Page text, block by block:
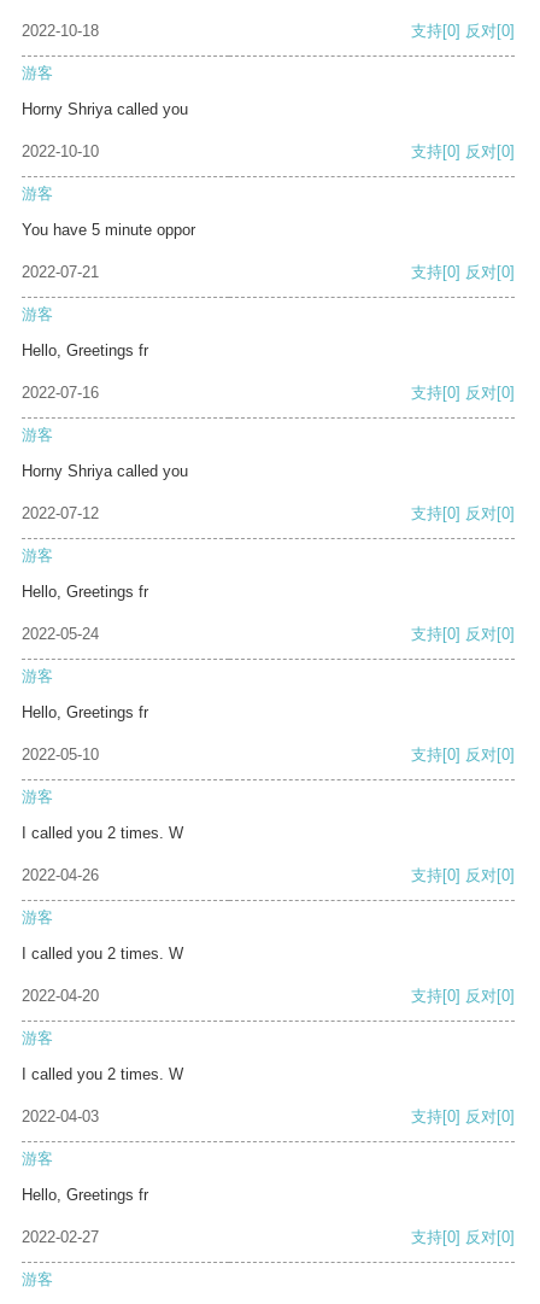
2022-10-18 支持[0] 反对[0]
游客
Horny Shriya called you
2022-10-10 支持[0] 反对[0]
游客
You have 5 minute oppor
2022-07-21 支持[0] 反对[0]
游客
Hello, Greetings fr
2022-07-16 支持[0] 反对[0]
游客
Horny Shriya called you
2022-07-12 支持[0] 反对[0]
游客
Hello, Greetings fr
2022-05-24 支持[0] 反对[0]
游客
Hello, Greetings fr
2022-05-10 支持[0] 反对[0]
游客
I called you 2 times. W
2022-04-26 支持[0] 反对[0]
游客
I called you 2 times. W
2022-04-20 支持[0] 反对[0]
游客
I called you 2 times. W
2022-04-03 支持[0] 反对[0]
游客
Hello, Greetings fr
2022-02-27 支持[0] 反对[0]
游客